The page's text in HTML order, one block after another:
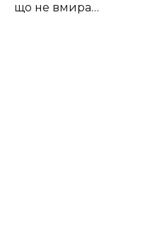
що не вмира…